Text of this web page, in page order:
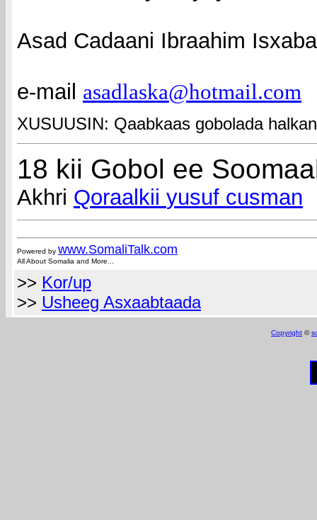
Asad Cadaani Ibraahim
e-mail asadlaska@hotmail.com
XUSUUSIN: Qaabkaas gobolada
18 kii Gobol ee
Akhri Qoraalkii yusuf cusman
Powered by www.SomaliTalk.com
All About Somalia and More...
>> Kor/up
>> Usheeg Asxaabtaada
Copyright ©